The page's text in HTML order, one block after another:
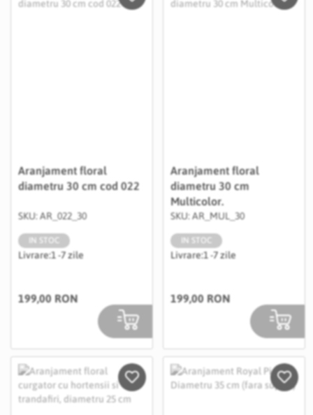
Aranjament floral
diametru 30 cm cod 022
SKU: AR_022_30
IN STOC
Livrare:1 -7 zile
199,00 RON
Salveaza in Wishlist
Aranjament floral
diametru 30 cm
Multicolor.
SKU: AR_MUL_30
IN STOC
Livrare:1 -7 zile
199,00 RON
Salveaza in Wishlist